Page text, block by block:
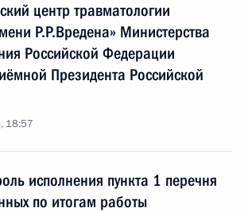
центр травматологии
Р.Р.Вредена» Министерства
Российской Федерации
Президента Российской
18:57
исполнения пункта 1 перечня
по итогам работы